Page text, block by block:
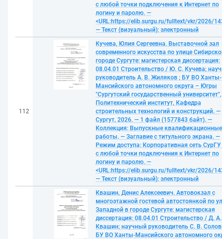
с любой точки подключения к Интернет по
логину и паролю. —
<URL:https://elib.surgu.ru/fulltext/vkr/2026/
— Текст (визуальный): электронный
112
Кучева, Юлия Сергеевна. Выставочной зал
современного искусства по улице
городе Сургуте: магистерская диссертация:
08.04.01 Строительство / Ю. С. Кучева;
руководитель А. В. Жиляков ; БУ ВО Ханты-
Мансийского автономного округа – Югры
"Сургутский государственный университет",
Политехнический институт, Кафедра
строительных технологий и конструкций. —
Сургут, 2026. — 1 файл (1577843 байт). —
Коллекция: Выпускные квалификационные
работы. — Заглавие с титульного экрана. —
Режим доступа: Корпоративная сеть
с любой точки подключения к Интернет по
логину и паролю. —
<URL:https://elib.surgu.ru/fulltext/vkr/2026/
— Текст (визуальный): электронный
Квашин, Денис Алексеевич. Автовокзал с
многоэтажной гостевой автостоянкой по
Западной в городе Сургуте: магистерская
диссертация: 08.04.01 Строительство / Д. А.
Квашин; научный руководитель С. В.
БУ ВО Ханты-Мансийского автономного